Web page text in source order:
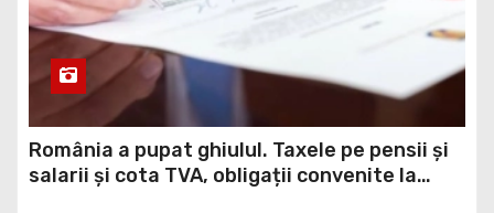
România a pupat ghiulul. Taxele pe pensii și
salarii și cota TVA, obligații convenite la